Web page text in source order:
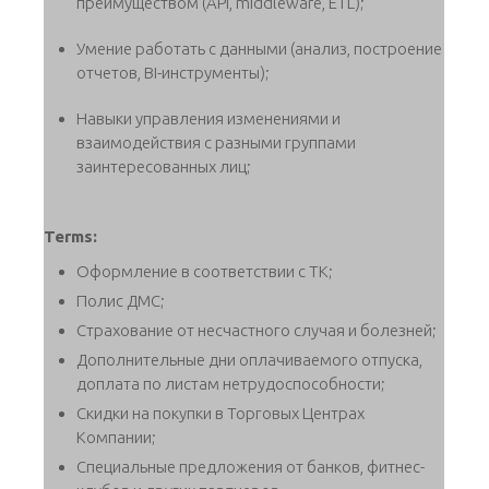
Умение работать с данными (анализ, построение
отчетов, BI-инструменты);
Навыки управления изменениями и
взаимодействия с разными группами
заинтересованных лиц;
Terms:
Оформление в соответствии с ТК;
Полис ДМС;
Страхование от несчастного случая и болезней;
Дополнительные дни оплачиваемого отпуска,
доплата по листам нетрудоспособности;
Скидки на покупки в Торговых Центрах
Компании;
Специальные предложения от банков, фитнес-